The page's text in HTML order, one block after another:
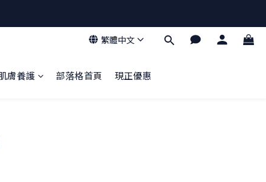
繁體中文
膚養護 部落格首頁 現正優惠